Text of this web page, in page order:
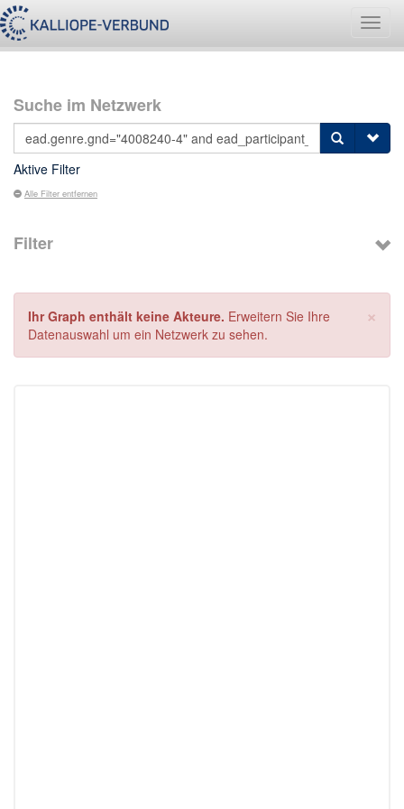
Suche im Netzwerk
Aktive Filter
Alle Filter entfernen
Filter
×
Ihr Graph enthält keine Akteure. Erweitern Sie Ihre
Datenauswahl um ein Netzwerk zu sehen.